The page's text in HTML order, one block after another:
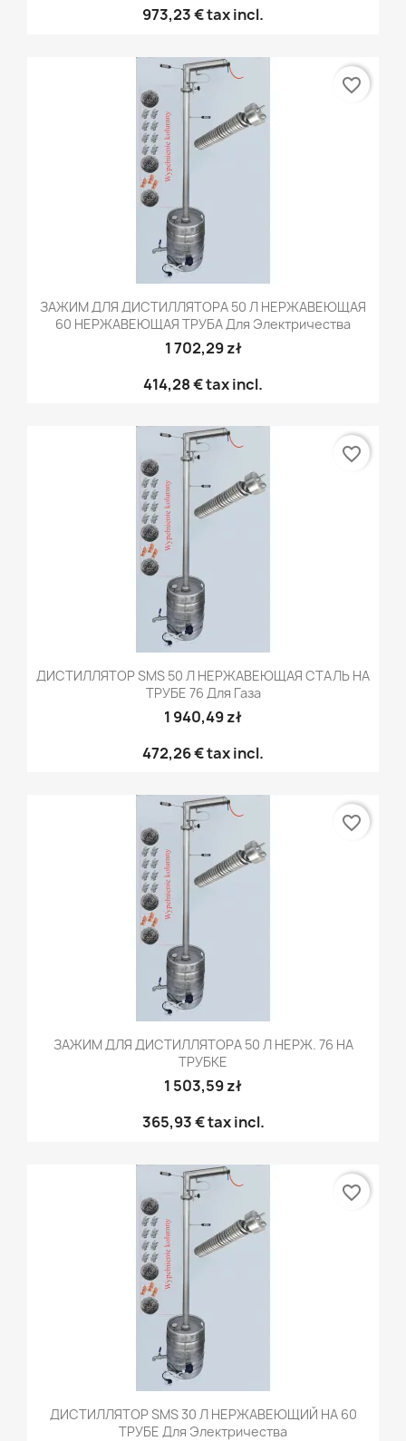
973,23 €tax incl.
ЗАЖИМ ДЛЯ ДИСТИЛЛЯТОРА 50 Л НЕРЖАВЕЮЩАЯ
60 НЕРЖАВЕЮЩАЯ ТРУБА Для Электричества
1 702,29 zł
414,28 €tax incl.
favorite_border
ДИСТИЛЛЯТОР SMS 50 Л НЕРЖАВЕЮЩАЯ СТАЛЬ НА
ТРУБЕ 76 Для Газа
1 940,49 zł
472,26 €tax incl.
favorite_border
ЗАЖИМ ДЛЯ ДИСТИЛЛЯТОРА 50 Л НЕРЖ. 76 НА
ТРУБКЕ
1 503,59 zł
365,93 €tax incl.
favorite_border
ДИСТИЛЛЯТОР SMS 30 Л НЕРЖАВЕЮЩИЙ НА 60
ТРУБЕ Для Электричества
favorite_border